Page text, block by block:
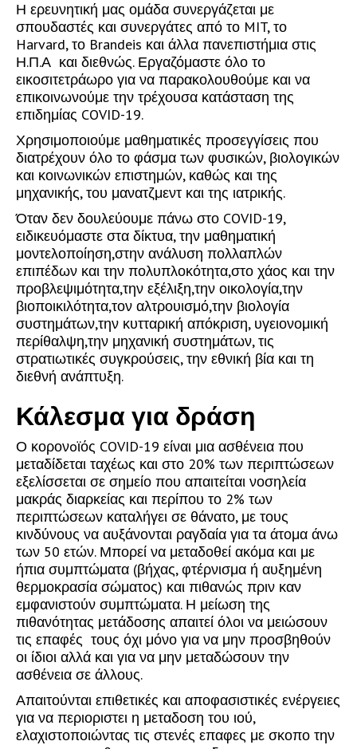
Η ερευνητική μας ομάδα συνεργάζεται με
σπουδαστές και συνεργάτες από το MIT, το
Harvard, το Brandeis και άλλα πανεπιστήμια στις
Η.Π.Α και διεθνώς. Εργαζόμαστε όλο το
εικοσιτετράωρο για να παρακολουθούμε και να
επικοινωνούμε την τρέχουσα κατάσταση της
επιδημίας COVID-19.
Χρησιμοποιούμε μαθηματικές προσεγγίσεις που
διατρέχουν όλο το φάσμα των φυσικών, βιολογικών
και κοινωνικών επιστημών, καθώς και της
μηχανικής, του μανατζμεντ και της ιατρικής.
Όταν δεν δουλεύουμε πάνω στο COVID-19,
ειδικευόμαστε στα δίκτυα, την μαθηματική
μοντελοποίηση,στην ανάλυση πολλαπλών
επιπέδων και την πολυπλοκότητα,στο χάος και την
προβλεψιμότητα,την εξέλιξη,την οικολογία,την
βιοποικιλότητα,τον αλτρουισμό,την βιολογία
συστημάτων,την κυτταρική απόκριση, υγειονομική
περίθαλψη,την μηχανική συστημάτων, τις
στρατιωτικές συγκρούσεις, την εθνική βία και τη
διεθνή ανάπτυξη.
Κάλεσμα για δράση
Ο κορονoϊός COVID-19 είναι μια ασθένεια που
μεταδίδεται ταχέως και στο 20% των περιπτώσεων
εξελίσσεται σε σημείο που απαιτείται νοσηλεία
μακράς διαρκείας και περίπου το 2% των
περιπτώσεων καταλήγει σε θάνατο, με τους
κινδύνους να αυξάνονται ραγδαία για τα άτομα άνω
των 50 ετών. Μπορεί να μεταδοθεί ακόμα και με
ήπια συμπτώματα (βήχας, φτέρνισμα ή αυξημένη
θερμοκρασία σώματος) και πιθανώς πριν καν
εμφανιστούν συμπτώματα. Η μείωση της
πιθανότητας μετάδοσης απαιτεί όλοι να μειώσουν
τις επαφές τους όχι μόνο για να μην προσβηθούν
οι ίδιοι αλλά και για να μην μεταδώσουν την
ασθένεια σε άλλους.
Απαιτούνται επιθετικές και αποφασιστικές ενέργειες
για να περιοριστει η μεταδοση του ιού,
ελαχιστοποιώντας τις στενές επαφες με σκοπο την